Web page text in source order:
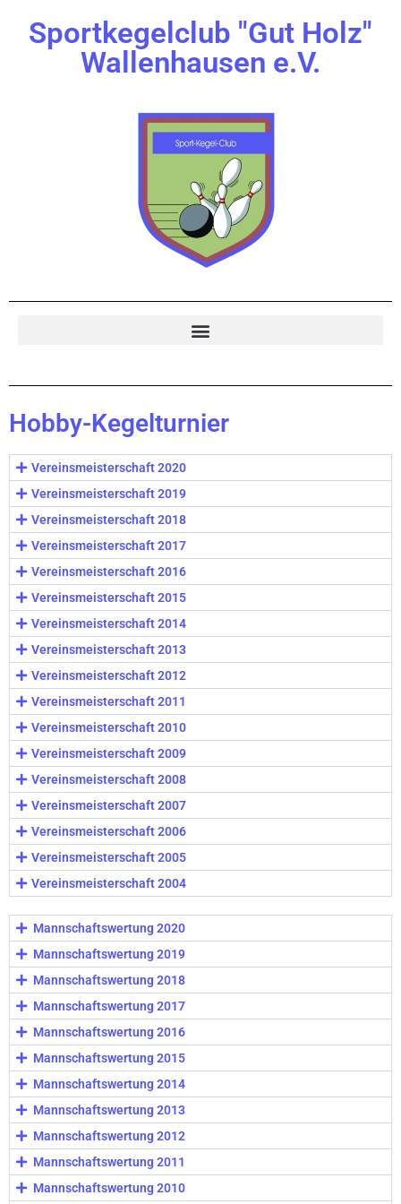
Sportkegelclub "Gut Holz"
Wallenhausen e.V.
Hobby-Kegelturnier
Vereinsmeisterschaft 2020
Vereinsmeisterschaft 2019
Vereinsmeisterschaft 2018
Vereinsmeisterschaft 2017
Vereinsmeisterschaft 2016
Vereinsmeisterschaft 2015
Vereinsmeisterschaft 2014
Vereinsmeisterschaft 2013
Vereinsmeisterschaft 2012
Vereinsmeisterschaft 2011
Vereinsmeisterschaft 2010
Vereinsmeisterschaft 2009
Vereinsmeisterschaft 2008
Vereinsmeisterschaft 2007
Vereinsmeisterschaft 2006
Vereinsmeisterschaft 2005
Vereinsmeisterschaft 2004
Mannschaftswertung 2020
Mannschaftswertung 2019
Mannschaftswertung 2018
Mannschaftswertung 2017
Mannschaftswertung 2016
Mannschaftswertung 2015
Mannschaftswertung 2014
Mannschaftswertung 2013
Mannschaftswertung 2012
Mannschaftswertung 2011
Mannschaftswertung 2010